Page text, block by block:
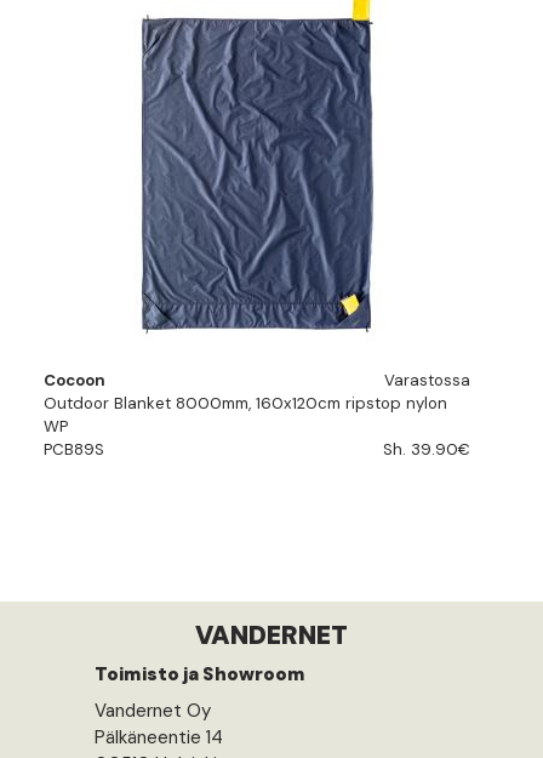
Cocoon
Varastossa
Outdoor Blanket 8000mm, 160x120cm ripstop nylon
WP
PCB89S
Sh. 39.90€
VANDERNET
Toimisto ja Showroom
Vandernet Oy
Pälkäneentie 14